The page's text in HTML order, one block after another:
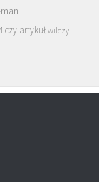
artykuł wilczy